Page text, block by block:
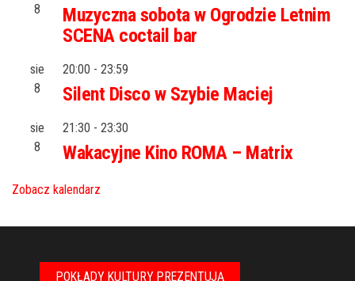
8
Muzyczna sobota w Ogrodzie Letnim
SCENA coctail bar
sie
8
20:00 - 23:59
Silent Disco w Szybie Maciej
sie
8
21:30 - 23:30
Wakacyjne Kino ROMA – Matrix
Zobacz kalendarz
POKŁADY KULTURY PREZENTUJĄ